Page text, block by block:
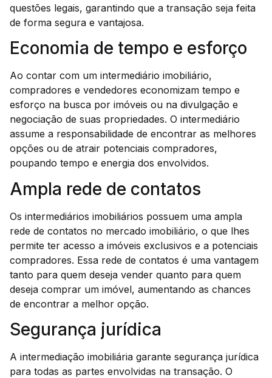
questões legais, garantindo que a transação seja feita
de forma segura e vantajosa.
Economia de tempo e esforço
Ao contar com um intermediário imobiliário,
compradores e vendedores economizam tempo e
esforço na busca por imóveis ou na divulgação e
negociação de suas propriedades. O intermediário
assume a responsabilidade de encontrar as melhores
opções ou de atrair potenciais compradores,
poupando tempo e energia dos envolvidos.
Ampla rede de contatos
Os intermediários imobiliários possuem uma ampla
rede de contatos no mercado imobiliário, o que lhes
permite ter acesso a imóveis exclusivos e a potenciais
compradores. Essa rede de contatos é uma vantagem
tanto para quem deseja vender quanto para quem
deseja comprar um imóvel, aumentando as chances
de encontrar a melhor opção.
Segurança jurídica
A intermediação imobiliária garante segurança jurídica
para todas as partes envolvidas na transação. O